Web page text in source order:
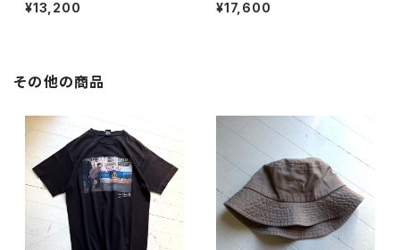
¥13,200 ¥17,600
その他の商品